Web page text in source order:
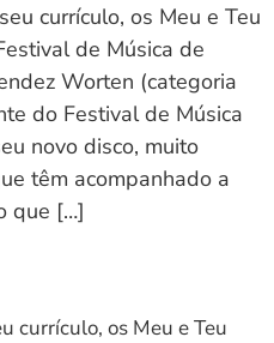
currículo, os Meu e Teu
de Música de
Worten (categoria
do Festival de Música
novo disco, muito
têm acompanhado a
que […]
currículo, os Meu e Teu